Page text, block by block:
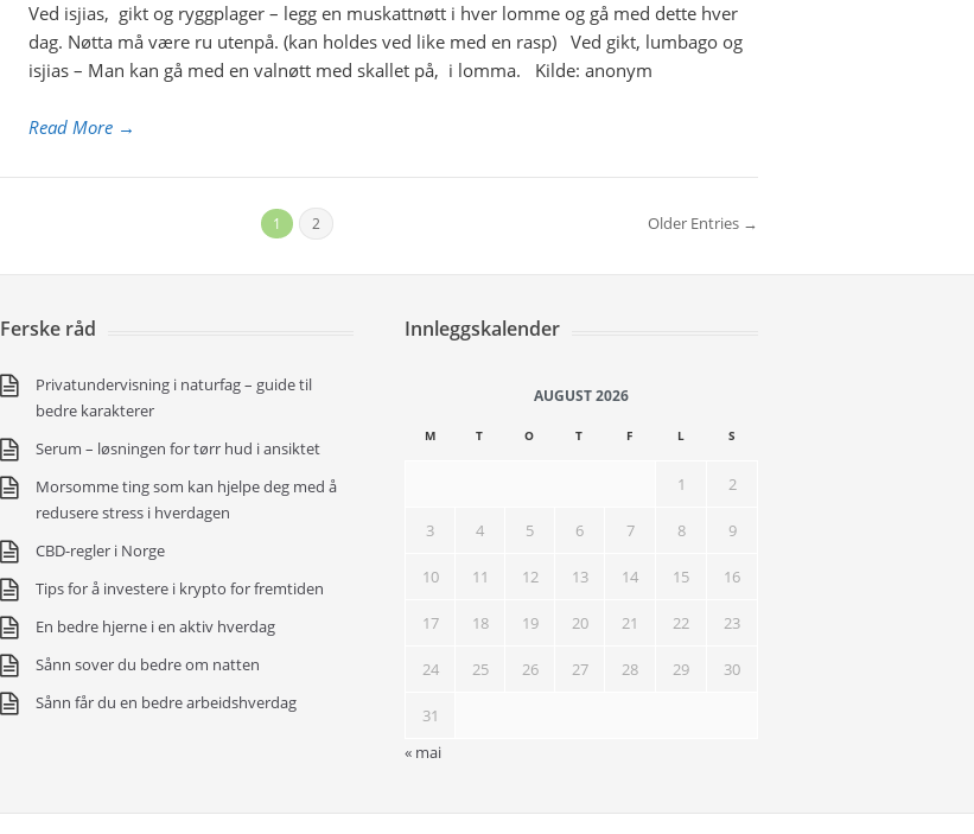
Ved isjias, gikt og ryggplager – legg en muskattnøtt i hver lomme og gå med dette hver
dag. Nøtta må være ru utenpå. (kan holdes ved like med en rasp) Ved gikt, lumbago og
isjias – Man kan gå med en valnøtt med skallet på, i lomma. Kilde: anonym
Read More →
1 2 Older Entries →
Ferske råd
Privatundervisning i naturfag – guide til
bedre karakterer
Serum – løsningen for tørr hud i ansiktet
Morsomme ting som kan hjelpe deg med å
redusere stress i hverdagen
CBD-regler i Norge
Tips for å investere i krypto for fremtiden
En bedre hjerne i en aktiv hverdag
Sånn sover du bedre om natten
Sånn får du en bedre arbeidshverdag
Innleggskalender
AUGUST 2026
M T O T F L S
1 2
3 4 5 6 7 8 9
10 11 12 13 14 15 16
17 18 19 20 21 22 23
24 25 26 27 28 29 30
31
« mai